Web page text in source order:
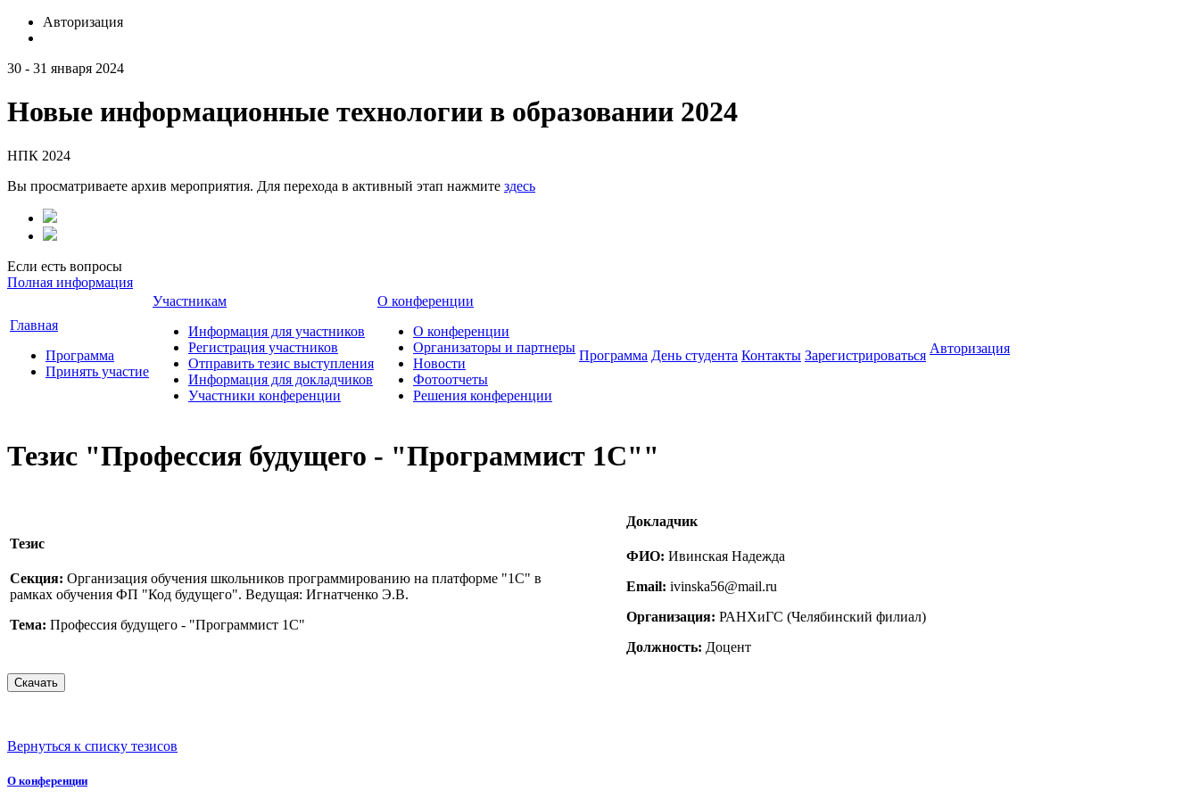
Авторизация
30 - 31 января 2024
Новые информационные технологии в образовании 2024
НПК 2024
Вы просматриваете архив мероприятия. Для перехода в активный этап нажмите здесь
Если есть вопросы
Полная информация
Главная
Программа
Принять участие
Участникам
Информация для участников
Регистрация участников
Отправить тезис выступления
Информация для докладчиков
Участники конференции
О конференции
О конференции
Организаторы и партнеры
Новости
Фотоотчеты
Решения конференции
Программа День студента Контакты Зарегистрироваться Авторизация
Тезис "Профессия будущего - "Программист 1С""
Тезис
Секция: Организация обучения школьников программированию на платформе "1С" в
рамках обучения ФП "Код будущего". Ведущая: Игнатченко Э.В.
Тема: Профессия будущего - "Программист 1С"
Докладчик
ФИО: Ивинская Надежда
Email: ivinska56@mail.ru
Организация: РАНХиГС (Челябинский филиал)
Должность: Доцент
Вернуться к списку тезисов
О конференции